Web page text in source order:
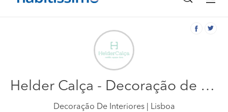
Helder Calça - Decoração de Interiores & Projectos de Remodelação
Decoração De Interiores Lisboa